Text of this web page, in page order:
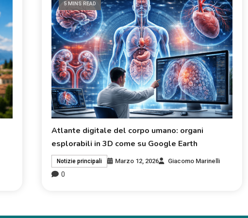
5 MINS READ
Atlante digitale del corpo umano: organi
esplorabili in 3D come su Google Earth
Notizie principali Marzo 12, 2026 Giacomo Marinelli
0